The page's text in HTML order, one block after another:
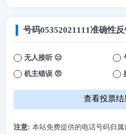
号码05352021111准确性反
无人接听 😑
机主错误 😠
查看投票结
注意: 本站免费提供的电话号码归